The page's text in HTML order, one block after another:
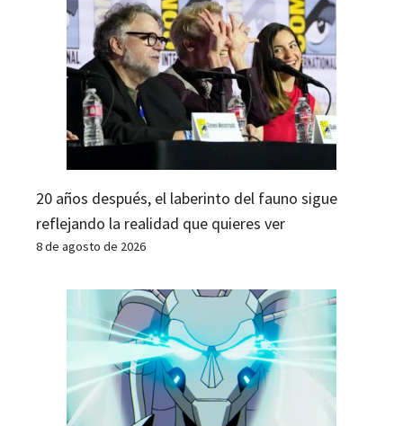
20 años después, el laberinto del fauno sigue
reflejando la realidad que quieres ver
8 de agosto de 2026